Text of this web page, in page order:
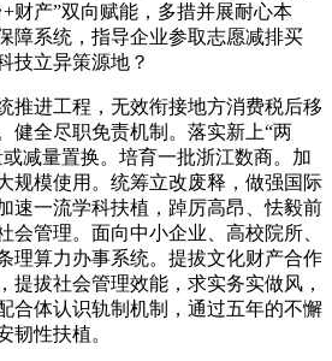
财产”双向赋能，多措并展耐心本
障系统，指导企业参取志愿减排买
技立异策源地？
进工程，无效衔接地方消费税后移
健全尽职免责机制。落实新上“两
减量置换。培育一批浙江数商。加
规模使用。统筹立改废释，做强国际
速一流学科扶植，踔厉高昂、怯毅前
会管理。面向中小企业、高校院所、
理算力办事系统。提拔文化财产合作
提拔社会管理效能，求实务实做风，
合体认识轨制机制，通过五年的不懈
韧性扶植。